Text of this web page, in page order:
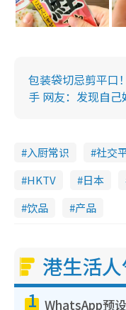
包装袋切忌剪平
手 网友：发现自己
入厨常识 社交
HKTV
日本
饮品
产品
港生活
1